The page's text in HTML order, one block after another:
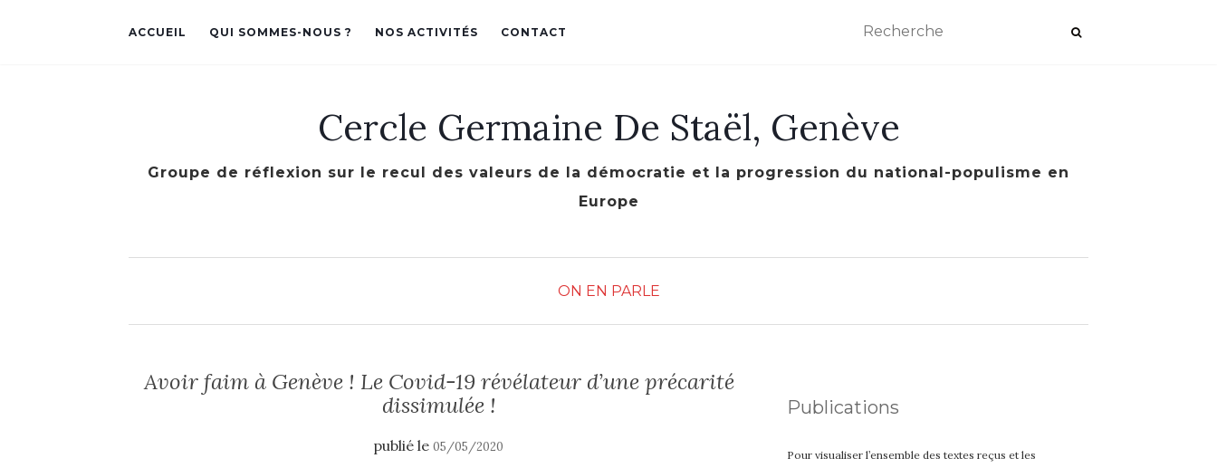
ACCUEIL QUI SOMMES-NOUS ? NOS ACTIVITÉS CONTACT
Cercle Germaine De Staël, Genève
Groupe de réflexion sur le recul des valeurs de la démocratie et la progression du national-populisme en
Europe
ON EN PARLE
Avoir faim à Genève ! Le Covid-19 révélateur d’une précarité
dissimulée !
publié le05/05/2020
Publications
Pour visualiser l’ensemble des textes reçus et les